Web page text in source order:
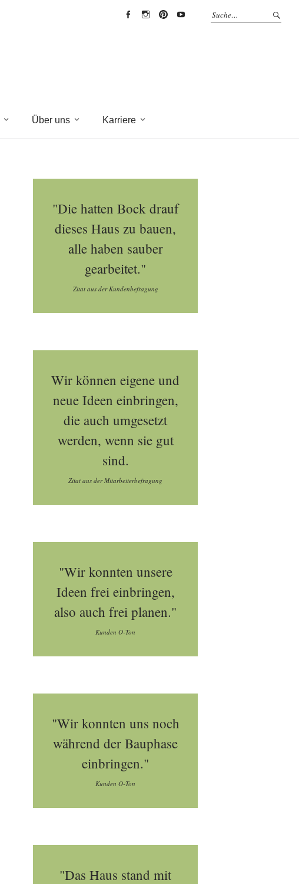
Über uns Karriere
"Die hatten Bock drauf
dieses Haus zu bauen,
alle haben sauber
gearbeitet."
Zitat aus der Kundenbefragung
Wir können eigene und
neue Ideen einbringen,
die auch umgesetzt
werden, wenn sie gut
sind.
Zitat aus der Mitarbeiterbefragung
"Wir konnten unsere
Ideen frei einbringen,
also auch frei planen."
Kunden O-Ton
"Wir konnten uns noch
während der Bauphase
einbringen."
Kunden O-Ton
"Das Haus stand mit